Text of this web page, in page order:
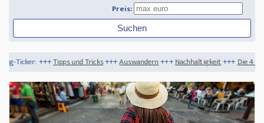
Preis:
und Tricks+++Auswandern+++Nachhaltigkeit+++Die 4 interessantesten